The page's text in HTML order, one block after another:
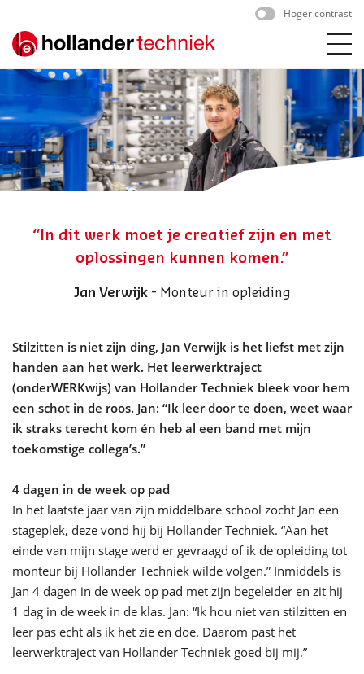
content
Hoger contrast
“In dit werk moet je creatief zijn en met
oplossingen kunnen komen.”
Jan Verwijk - Monteur in opleiding
Stilzitten is niet zijn ding, Jan Verwijk is het liefst met zijn
handen aan het werk. Het leerwerktraject
(onderWERKwijs) van Hollander Techniek bleek voor hem
een schot in de roos. Jan: “Ik leer door te doen, weet waar
ik straks terecht kom én heb al een band met mijn
toekomstige collega’s.”
4 dagen in de week op pad
In het laatste jaar van zijn middelbare school zocht Jan een
stageplek, deze vond hij bij Hollander Techniek. “Aan het
einde van mijn stage werd er gevraagd of ik de opleiding tot
monteur bij Hollander Techniek wilde volgen.” Inmiddels is
Jan 4 dagen in de week op pad met zijn begeleider en zit hij
1 dag in de week in de klas. Jan: “Ik hou niet van stilzitten en
leer pas echt als ik het zie en doe. Daarom past het
leerwerktraject van Hollander Techniek goed bij mij.”